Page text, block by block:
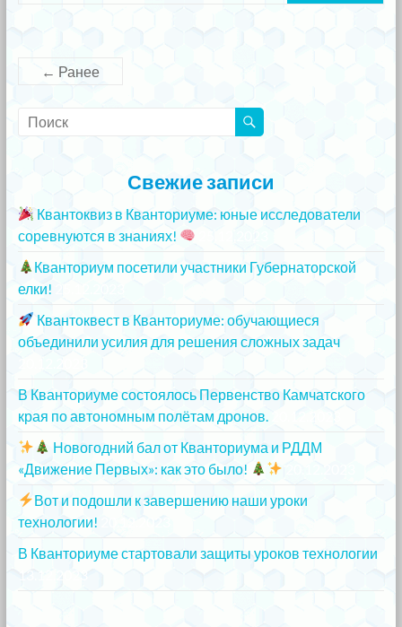
← Ранее
Свежие записи
Квантоквиз в Кванториуме: юные исследователи
соревнуются в знаниях!
Кванториум посетили участники Губернаторской
елки!
Квантоквест в Кванториуме: обучающиеся
объединили усилия для решения сложных задач
В Кванториуме состоялось Первенство Камчатского
края по автономным полётам дронов.
Новогодний бал от Кванториума и РДДМ
«Движение Первых»: как это было!
Вот и подошли к завершению наши уроки
технологии!
В Кванториуме стартовали защиты уроков технологии